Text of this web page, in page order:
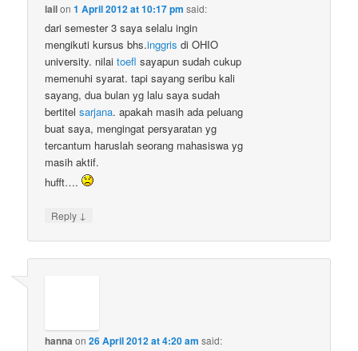
lailon1 April 2012 at 10:17 pm said:
dari semester 3 saya selalu ingin
mengikuti kursus bhs.inggris di OHIO
university. nilaitoefl sayapun sudah cukup
memenuhi syarat. tapi sayang seribu kali
sayang, dua bulan yg lalu saya sudah
bertitelsarjana. apakah masih ada peluang
buat saya, mengingat persyaratan yg
tercantum haruslah seorang mahasiswa yg
masih aktif.
hufft….
Reply ↓
hanna on26 April 2012 at 4:20 am said: